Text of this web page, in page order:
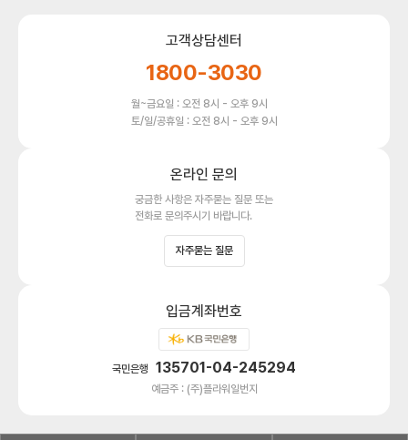
고객상담센터
1800-3030
월~금요일 : 오전 8시 - 오후 9시
토/일/공휴일 : 오전 8시 - 오후 9시
온라인 문의
궁금한 사항은 자주묻는 질문 또는
전화로 문의주시기 바랍니다.
자주묻는 질문
입금계좌번호
국민은행 135701-04-245294
예금주 : (주)플라워일번지